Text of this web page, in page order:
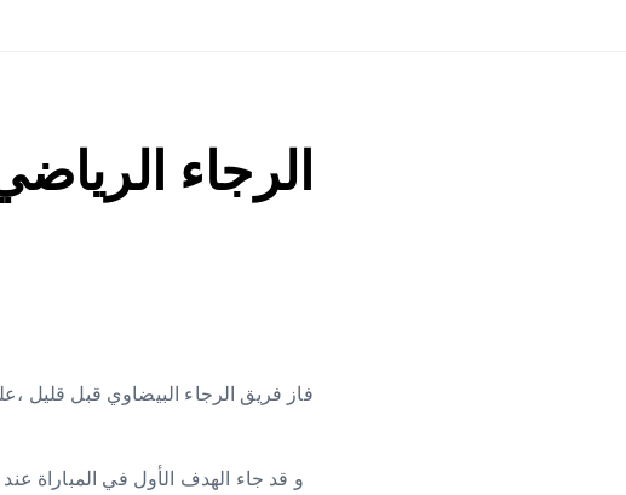
الرجاء
فاز فريق الرجاء البيضاوي قبل قليل